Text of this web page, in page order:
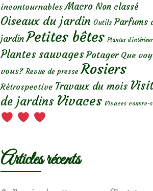
incontournables Macro Non classé
Oiseaux du jardin Outils Parfums
jardin Petites bêtes Plantes d’intérieur
Plantes sauvages Potager Que
vous? Revue de presse Rosiers
Rétrospective Travaux du mois
de jardins Vivaces Vivaces couvre-
Articles récents